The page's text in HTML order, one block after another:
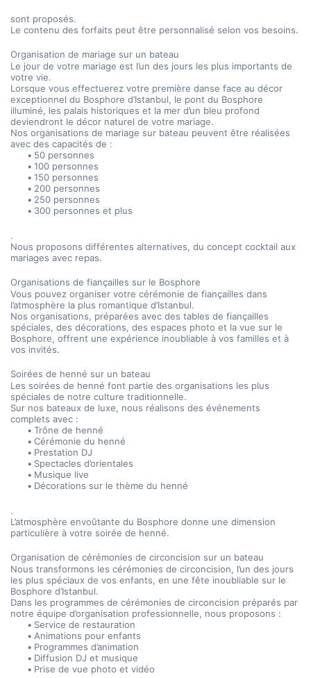
sont proposés.
Le contenu des forfaits peut être personnalisé selon vos besoins.
Organisation de mariage sur un bateau
Le jour de votre mariage est l’un des jours les plus importants de
votre vie.
Lorsque vous effectuerez votre première danse face au décor
exceptionnel du Bosphore d’Istanbul, le pont du Bosphore
illuminé, les palais historiques et la mer d’un bleu profond
deviendront le décor naturel de votre mariage.
Nos organisations de mariage sur bateau peuvent être réalisées
avec des capacités de :
50 personnes
100 personnes
150 personnes
200 personnes
250 personnes
300 personnes et plus
.
Nous proposons différentes alternatives, du concept cocktail aux
mariages avec repas.
Organisations de fiançailles sur le Bosphore
Vous pouvez organiser votre cérémonie de fiançailles dans
l’atmosphère la plus romantique d’Istanbul.
Nos organisations, préparées avec des tables de fiançailles
spéciales, des décorations, des espaces photo et la vue sur le
Bosphore, offrent une expérience inoubliable à vos familles et à
vos invités.
Soirées de henné sur un bateau
Les soirées de henné font partie des organisations les plus
spéciales de notre culture traditionnelle.
Sur nos bateaux de luxe, nous réalisons des événements
complets avec :
Trône de henné
Cérémonie du henné
Prestation DJ
Spectacles d’orientales
Musique live
Décorations sur le thème du henné
.
L’atmosphère envoûtante du Bosphore donne une dimension
particulière à votre soirée de henné.
Organisation de cérémonies de circoncision sur un bateau
Nous transformons les cérémonies de circoncision, l’un des jours
les plus spéciaux de vos enfants, en une fête inoubliable sur le
Bosphore d’Istanbul.
Dans les programmes de cérémonies de circoncision préparés par
notre équipe d’organisation professionnelle, nous proposons :
Service de restauration
Animations pour enfants
Programmes d’animation
Diffusion DJ et musique
Prise de vue photo et vidéo